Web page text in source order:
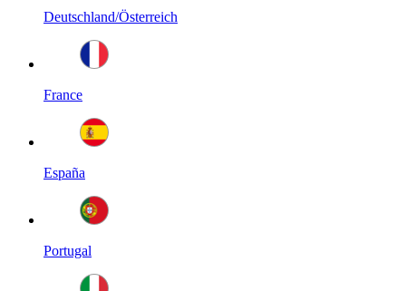
Deutschland/Österreich
France
España
Portugal